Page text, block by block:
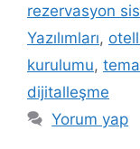
rezervasyon
Yazılımları,
kurulumu,
dijitalleşme
Yorum yap